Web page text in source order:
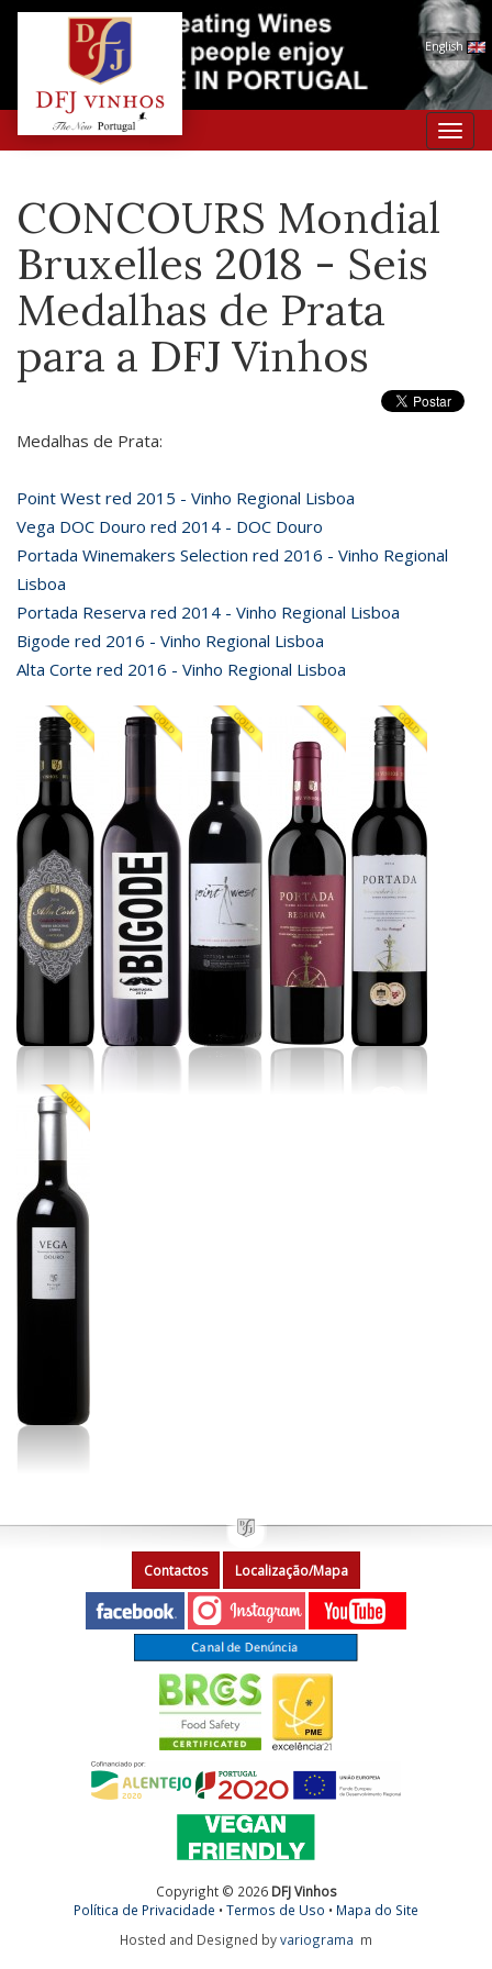
English
CONCOURS Mondial
Bruxelles 2018 - Seis
Medalhas de Prata
para a DFJ Vinhos
Medalhas de Prata:
Point West red 2015 - Vinho Regional Lisboa
Vega DOC Douro red 2014 - DOC Douro
Portada Winemakers Selection red 2016 - Vinho Regional
Lisboa
Portada Reserva red 2014 - Vinho Regional Lisboa
Bigode red 2016 - Vinho Regional Lisboa
Alta Corte red 2016 - Vinho Regional Lisboa
Contactos Localização/Mapa
Copyright © 2026 DFJ Vinhos
Política de Privacidade •Termos de Uso • Mapa do Site
Hosted and Designed byvariograma m